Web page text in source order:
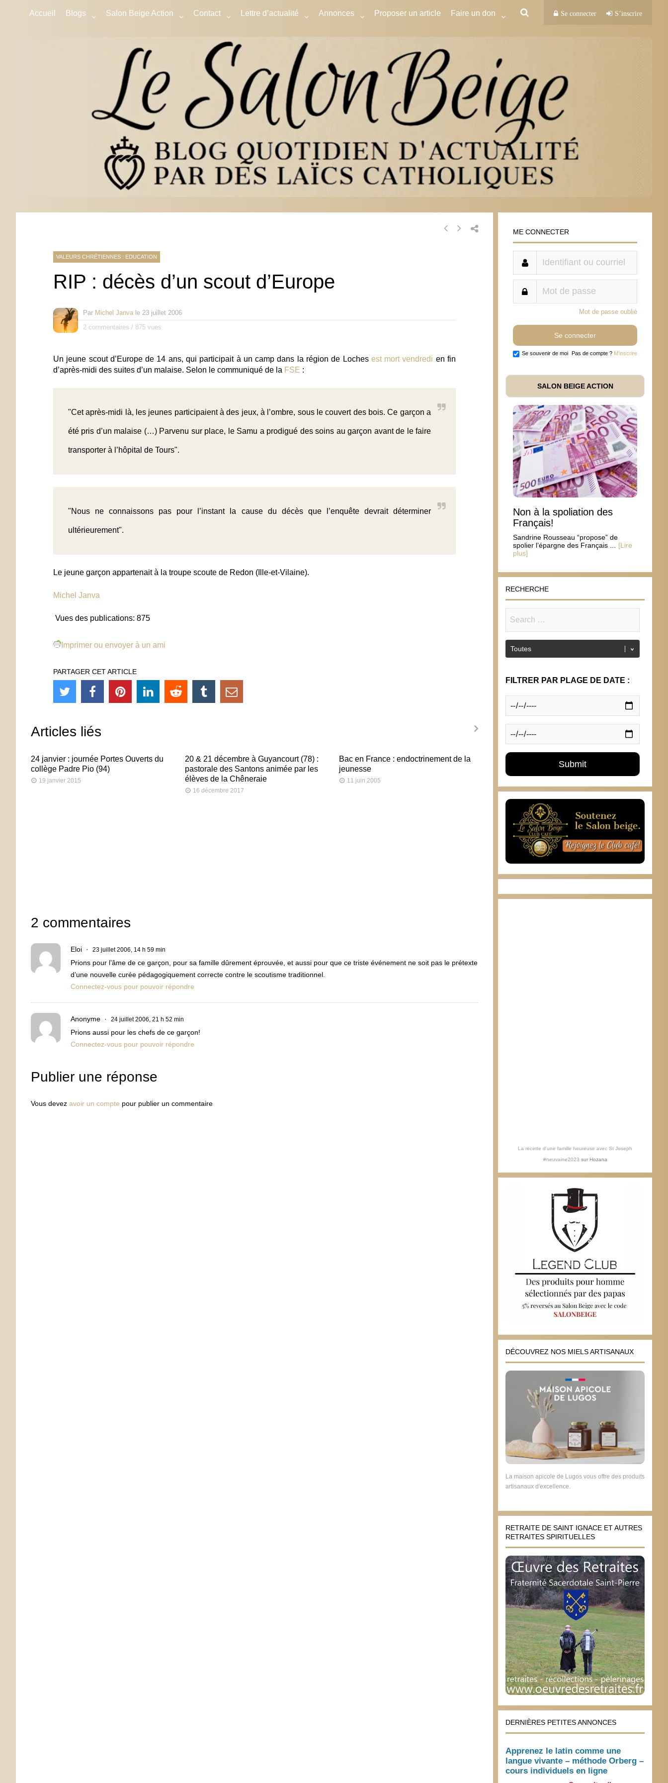
Accueil Blogs Salon Beige Action Contact Lettre d’actualité Annonces Proposer un article Faire un don Se connecter S’inscrire
VALEURS CHRÉTIENNES : EDUCATION
RIP : décès d’un scout d’Europe
Par Michel Janva le 23 juillet 2006
2 commentaires / 875 vues
Un jeune scout d’Europe de 14 ans, qui participait à un camp dans la région de Loches est mort vendredi en fin
d’après-midi des suites d’un malaise. Selon le communiqué de la FSE :
"Cet après-midi là, les jeunes participaient à des jeux, à l’ombre, sous le couvert des bois. Ce garçon a
été pris d’un malaise (…) Parvenu sur place, le Samu a prodigué des soins au garçon avant de le faire
transporter à l’hôpital de Tours".
"Nous ne connaissons pas pour l’instant la cause du décès que l’enquête devrait déterminer
ultérieurement".
Le jeune garçon appartenait à la troupe scoute de Redon (Ille-et-Vilaine).
Michel Janva
Vues des publications: 875
Imprimer ou envoyer à un ami
PARTAGER CET ARTICLE
Articles liés
24 janvier : journée Portes Ouverts du
collège Padre Pio (94)
19 janvier 2015
20 & 21 décembre à Guyancourt (78) :
pastorale des Santons animée par les
élèves de la Chêneraie
16 décembre 2017
Bac en France : endoctrinement de la
jeunesse
11 juin 2005
Vacances scolaires : déjà le
2 commentaires
Eloi 23 juillet 2006, 14 h 59 min
Prions pour l’âme de ce garçon, pour sa famille dûrement éprouvée, et aussi pour que ce triste événement ne soit pas le prétexte
d’une nouvelle curée pédagogiquement correcte contre le scoutisme traditionnel.
Connectez-vous pour pouvoir répondre
Anonyme 24 juillet 2006, 21 h 52 min
Prions aussi pour les chefs de ce garçon!
Connectez-vous pour pouvoir répondre
Publier une réponse
Vous devez avoir un compte pour publier un commentaire
ME CONNECTER
Mot de passe oublié
Se souvenir de moi Pas de compte ? M'inscrire
SALON BEIGE ACTION
Non à la spoliation des
Français!
Sandrine Rousseau “propose” de
spolier l’épargne des Français ...
[Lire
plus]
RECHERCHE
FILTRER PAR PLAGE DE DATE :
La recette d'une famille heureuse avec St Joseph
#neuvaine2023 sur Hozana
DÉCOUVREZ NOS MIELS ARTISANAUX
La maison apicole de Lugos vous offre des produits
artisanaux d'excellence.
RETRAITE DE SAINT IGNACE ET AUTRES
RETRAITES SPIRITUELLES
DERNIÈRES PETITES ANNONCES
Apprenez le latin comme une
langue vivante – méthode Orberg –
cours individuels en ligne